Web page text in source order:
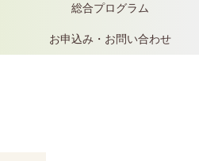
総合プログラム
お申込み・お問い合わせ